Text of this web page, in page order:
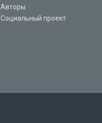
Авторы
Социальный проект